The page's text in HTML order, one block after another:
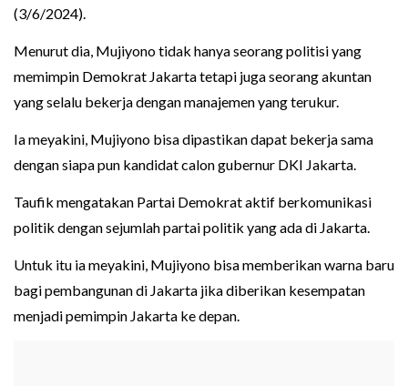
(3/6/2024).
Menurut dia, Mujiyono tidak hanya seorang politisi yang
memimpin Demokrat Jakarta tetapi juga seorang akuntan
yang selalu bekerja dengan manajemen yang terukur.
Ia meyakini, Mujiyono bisa dipastikan dapat bekerja sama
dengan siapa pun kandidat calon gubernur DKI Jakarta.
Taufik mengatakan Partai Demokrat aktif berkomunikasi
politik dengan sejumlah partai politik yang ada di Jakarta.
Untuk itu ia meyakini, Mujiyono bisa memberikan warna baru
bagi pembangunan di Jakarta jika diberikan kesempatan
menjadi pemimpin Jakarta ke depan.